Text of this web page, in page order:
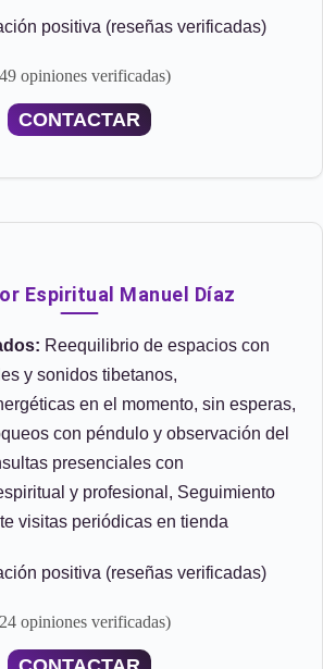
positiva (reseñas verificadas)
opiniones verificadas)
CONTACTAR
Espiritual Manuel Díaz
Reequilibrio de espacios con
y sonidos tibetanos,
en el momento, sin esperas,
con péndulo y observación del
presenciales con
y profesional, Seguimiento
visitas periódicas en tienda
positiva (reseñas verificadas)
opiniones verificadas)